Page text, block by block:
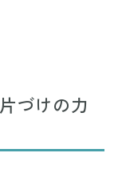
づけの力